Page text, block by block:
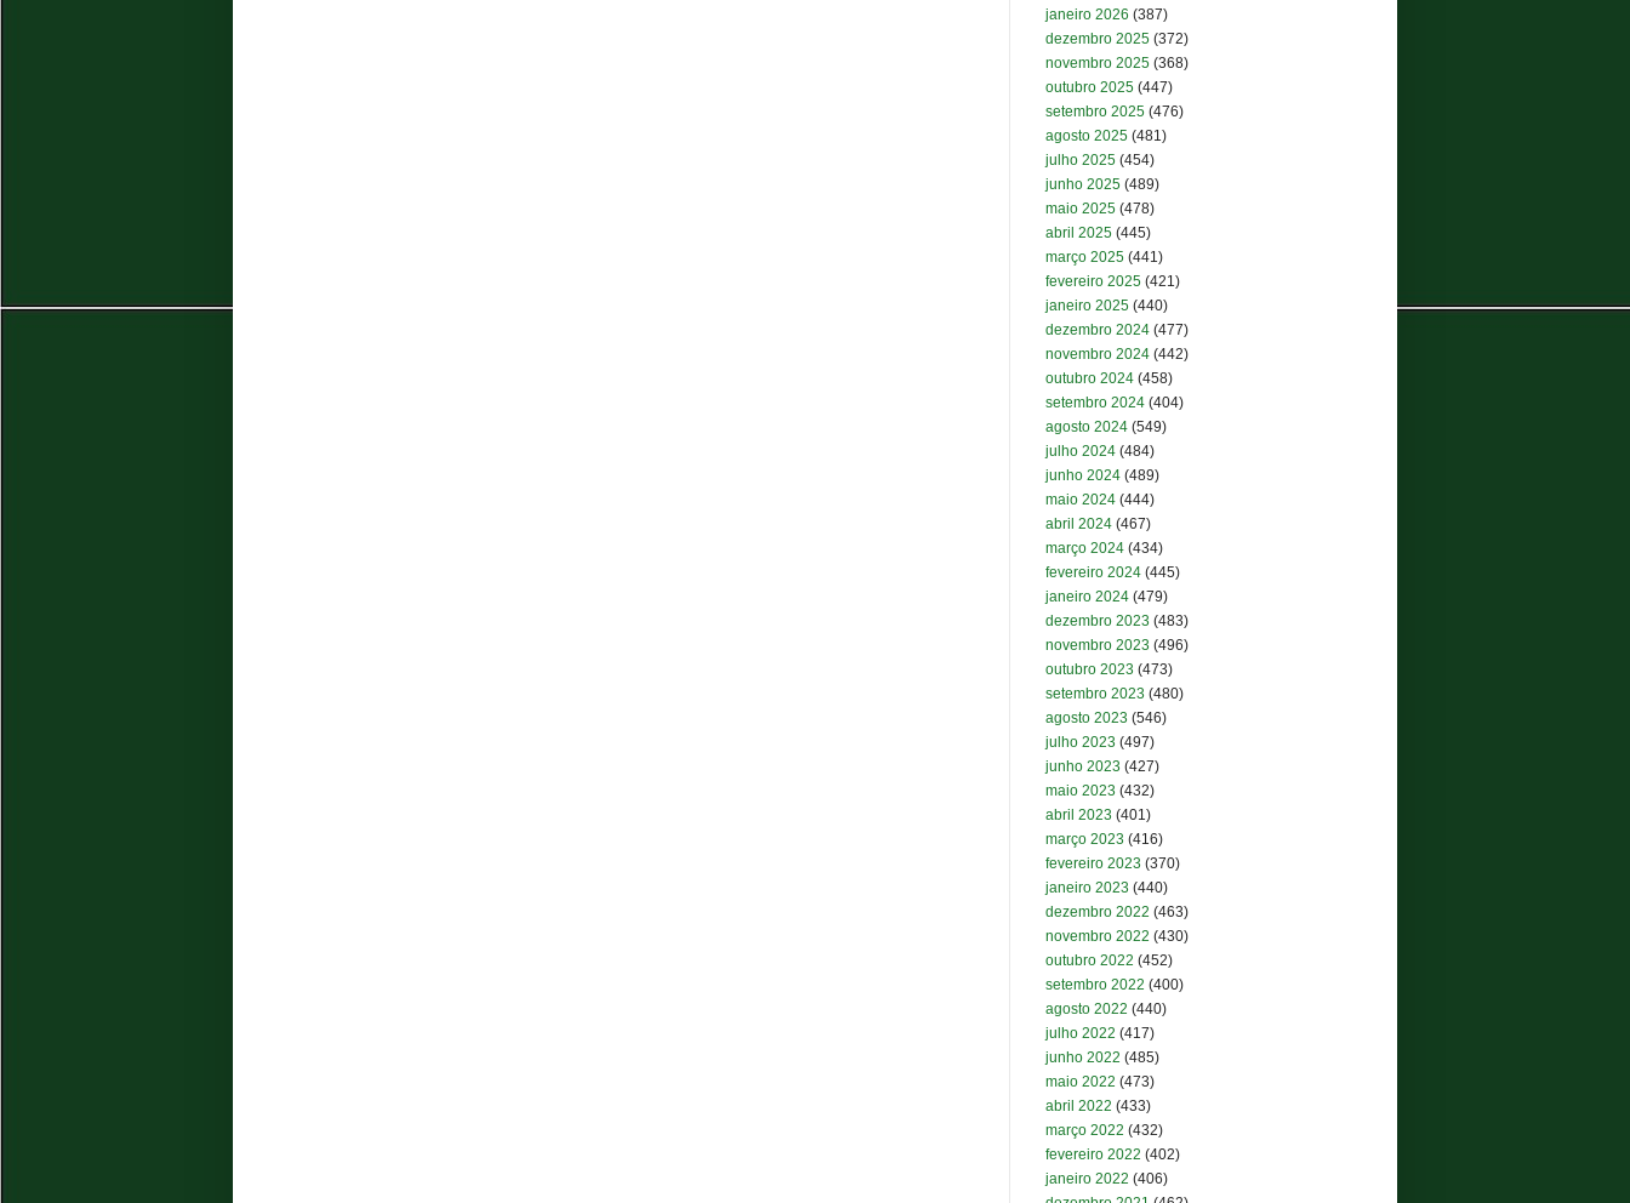
janeiro 2026 (387)
dezembro 2025 (372)
novembro 2025 (368)
outubro 2025 (447)
setembro 2025 (476)
agosto 2025 (481)
julho 2025 (454)
junho 2025 (489)
maio 2025 (478)
abril 2025 (445)
março 2025 (441)
fevereiro 2025 (421)
janeiro 2025 (440)
dezembro 2024 (477)
novembro 2024 (442)
outubro 2024 (458)
setembro 2024 (404)
agosto 2024 (549)
julho 2024 (484)
junho 2024 (489)
maio 2024 (444)
abril 2024 (467)
março 2024 (434)
fevereiro 2024 (445)
janeiro 2024 (479)
dezembro 2023 (483)
novembro 2023 (496)
outubro 2023 (473)
setembro 2023 (480)
agosto 2023 (546)
julho 2023 (497)
junho 2023 (427)
maio 2023 (432)
abril 2023 (401)
março 2023 (416)
fevereiro 2023 (370)
janeiro 2023 (440)
dezembro 2022 (463)
novembro 2022 (430)
outubro 2022 (452)
setembro 2022 (400)
agosto 2022 (440)
julho 2022 (417)
junho 2022 (485)
maio 2022 (473)
abril 2022 (433)
março 2022 (432)
fevereiro 2022 (402)
janeiro 2022 (406)